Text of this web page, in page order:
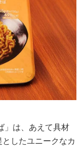
」は、あえて具材
したユニークなカ